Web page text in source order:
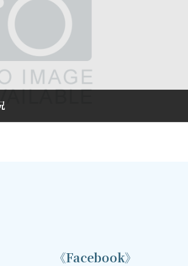
《Facebook》